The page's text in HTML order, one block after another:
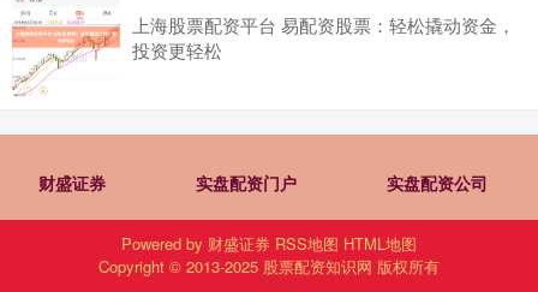
上海股票配资平台 易配资股票：轻松撬动资金，
投资更轻松
财盛证券 实盘配资门户 实盘配资公司
Powered by 财盛证券 RSS地图 HTML地图
Copyright © 2013-2025 股票配资知识网 版权所有